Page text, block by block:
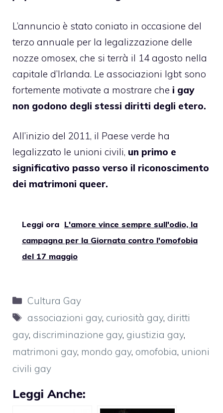
L’annuncio è stato coniato in occasione del
terzo annuale per la legalizzazione delle
nozze omosex, che si terrà il 14 agosto nella
capitale d’Irlanda. Le associazioni lgbt sono
fortemente motivate a mostrare che i gay
non godono degli stessi diritti degli etero.
All’inizio del 2011, il Paese verde ha
legalizzato le unioni civili, un primo e
significativo passo verso il riconoscimento
dei matrimoni queer.
Leggi ora L'amore vince sempre sull'odio, la
campagna per la Giornata contro l'omofobia
del 17 maggio
Categorie
Cultura Gay
Tag
associazioni gay, curiosità gay, diritti
gay, discriminazione gay, giustizia gay,
matrimoni gay, mondo gay, omofobia, unioni
civili gay
Leggi Anche: